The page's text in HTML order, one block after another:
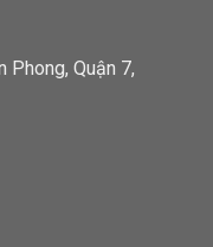
Phong, Quận 7,